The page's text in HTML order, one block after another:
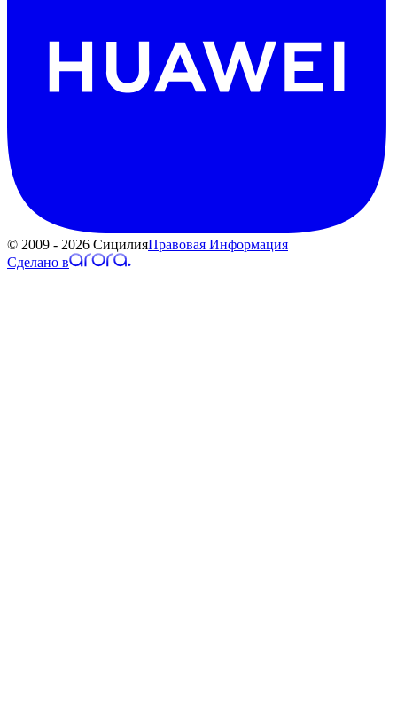
© 2009 - 2026 СицилияПравовая Информация
Сделано в